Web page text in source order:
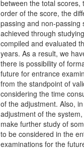
between the total scores,
order of the score, the
passing and non-passing
achieved through
compiled and evaluated
years. As a result, we
there is possibility of
future for entrance
from the standpoint of
considering the time
of the adjustment. Also,
adjustment of the
make further study of
to be considered in the
examinations for the